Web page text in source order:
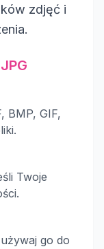
zdjęć i
BMP, GIF,
Twoje
go do